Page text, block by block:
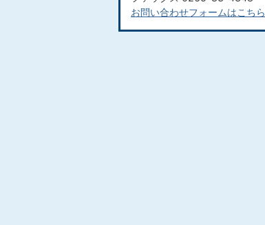
お問い合わせフォームはこちら